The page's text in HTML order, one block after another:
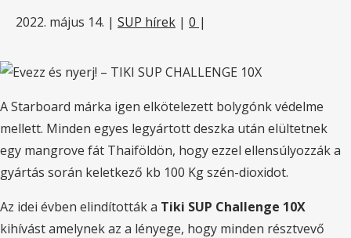
2022. május 14. | SUP hírek | 0 |
A Starboard márka igen elkötelezett bolygónk védelme
mellett. Minden egyes legyártott deszka után elültetnek
egy mangrove fát Thaiföldön, hogy ezzel ellensúlyozzák a
gyártás során keletkező kb 100 Kg szén-dioxidot.
Az idei évben elindították a Tiki SUP Challenge 10X
kihívást amelynek az a lényege, hogy minden résztvevő